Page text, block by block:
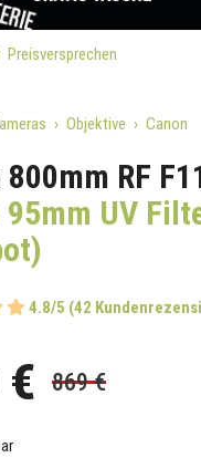
Preisversprechen
Objektive Canon
800mm RF
UV
4.8/5 (42
869 €